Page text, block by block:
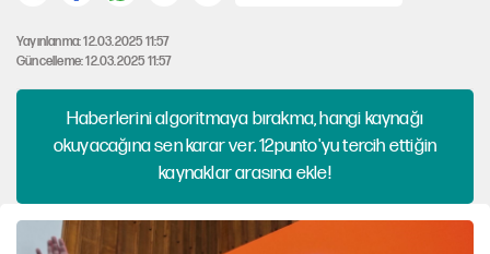
Yayınlanma: 12.03.2025 11:57
Güncelleme: 12.03.2025 11:57
Haberlerini algoritmaya bırakma, hangi kaynağı
okuyacağına sen karar ver. 12punto'yu tercih ettiğin
kaynaklar arasına ekle!